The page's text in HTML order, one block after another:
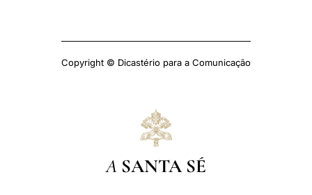
Copyright © Dicastério para a Comunicação
A SANTA SÉ